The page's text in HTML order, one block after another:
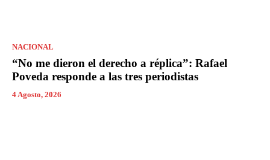
NACIONAL
“No me dieron el derecho a réplica”: Rafael
Poveda responde a las tres periodistas
4 Agosto, 2026